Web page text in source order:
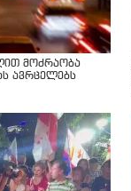
მოძრაობა
ავრცელებს